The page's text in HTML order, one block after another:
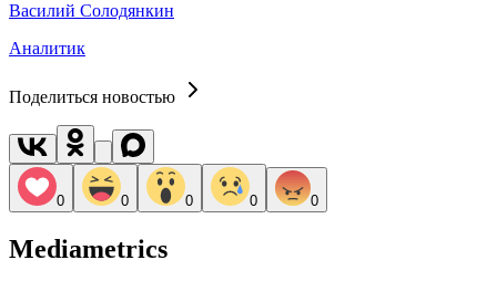
Василий Солодянкин
Аналитик
Поделиться новостью
0 0 0 0 0
Mediametrics